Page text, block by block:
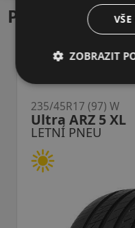
Podobné
ZOBRAZIT